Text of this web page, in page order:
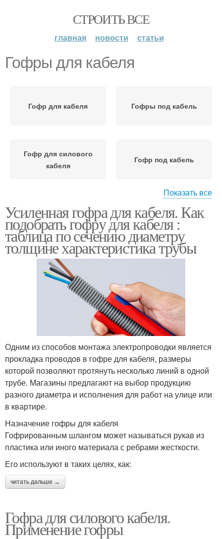
СТРОИТЬ ВСЕ
главная новости статьи
Гофры для кабеля
Гофр для кабеля Гофры под кабель
Гофр для силового
кабеля
Гофр под кабель
Гофры для прокладки Гофр для прокладки
Кабель в бетоне
Гофр для проводки Гофры для проводов
Гофр для проводов
Гофр для кабельных
проводов
Подземный кабель
Показать все
Усиленная гофра для кабеля. Как
подобрать гофру для кабеля :
таблица по сечению диаметру
толщине характеристика трубы
Одним из способов монтажа электропроводки является
прокладка проводов в гофре для кабеля, размеры
которой позволяют протянуть несколько линий в одной
трубе. Магазины предлагают на выбор продукцию
разного диаметра и исполнения для работ на улице или
в квартире.
Назначение гофры для кабеля
Гофрированным шлангом может называться рукав из
пластика или иного материала с ребрами жесткости.
Его используют в таких целях, как:
читать дальше →
Гофра для силового кабеля.
Применение гофры